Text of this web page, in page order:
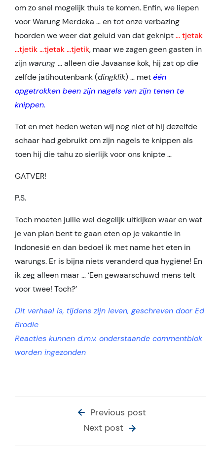
om zo snel mogelijk thuis te komen. Enfin, we liepen
voor Warung Merdeka … en tot onze verbazing
hoorden we weer dat geluid van dat geknipt… tjetak
…tjetik …tjetak …tjetik, maar we zagen geen gasten in
zijn warung … alleen die Javaanse kok, hij zat op die
zelfde jatihoutenbank (dingklik) … metéén
opgetrokken been zijn nagels van zijn tenen te
knippen.
Tot en met heden weten wij nog niet of hij dezelfde
schaar had gebruikt om zijn nagels te knippen als
toen hij die tahu zo sierlijk voor ons knipte …
GATVER!
P.S.
Toch moeten jullie wel degelijk uitkijken waar en wat
je van plan bent te gaan eten op je vakantie in
Indonesië en dan bedoel ik met name het eten in
warungs. Er is bijna niets veranderd qua hygiëne! En
ik zeg alleen maar … ‘Een gewaarschuwd mens telt
voor twee! Toch?’
Dit verhaal is, tijdens zijn leven, geschreven door Ed
Brodie
Reacties kunnen d.m.v. onderstaande commentblok
worden ingezonden
Previous post
Next post